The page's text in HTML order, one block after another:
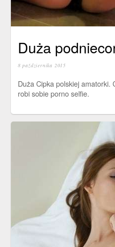
Duża
8 października 2015
Duża Cipka polskiej amatorki.
robi sobie porno selfie.